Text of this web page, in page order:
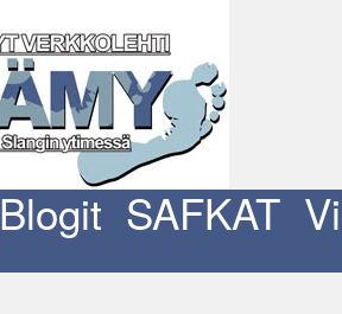
Blogit SAFKAT